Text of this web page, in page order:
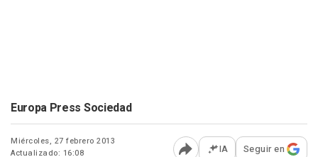
Europa Press Sociedad
Miércoles, 27 febrero 2013
Actualizado: 16:08
IA Seguir en